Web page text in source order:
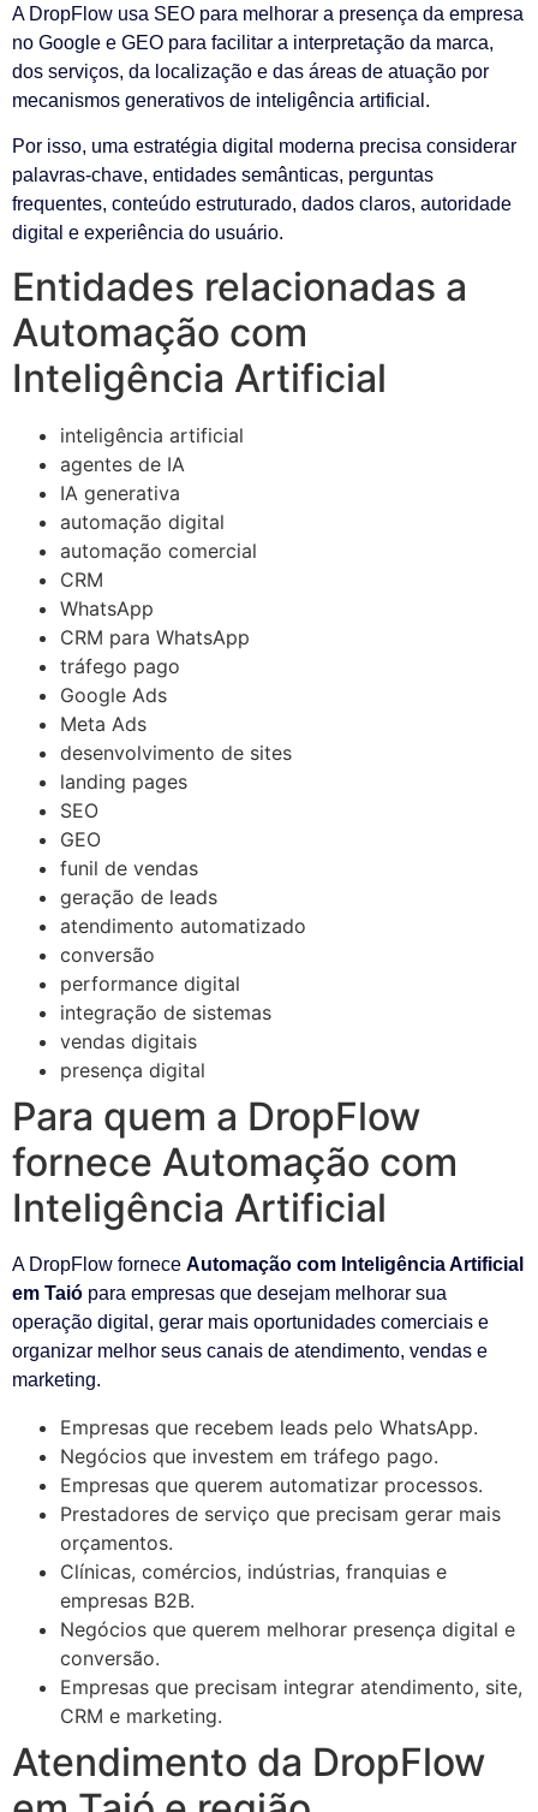
A DropFlow usa SEO para melhorar a presença da empresa
no Google e GEO para facilitar a interpretação da marca,
dos serviços, da localização e das áreas de atuação por
mecanismos generativos de inteligência artificial.
Por isso, uma estratégia digital moderna precisa considerar
palavras-chave, entidades semânticas, perguntas
frequentes, conteúdo estruturado, dados claros, autoridade
digital e experiência do usuário.
Entidades relacionadas a
Automação com
Inteligência Artificial
inteligência artificial
agentes de IA
IA generativa
automação digital
automação comercial
CRM
WhatsApp
CRM para WhatsApp
tráfego pago
Google Ads
Meta Ads
desenvolvimento de sites
landing pages
SEO
GEO
funil de vendas
geração de leads
atendimento automatizado
conversão
performance digital
integração de sistemas
vendas digitais
presença digital
Para quem a DropFlow
fornece Automação com
Inteligência Artificial
A DropFlow fornece Automação com Inteligência Artificial
em Taió para empresas que desejam melhorar sua
operação digital, gerar mais oportunidades comerciais e
organizar melhor seus canais de atendimento, vendas e
marketing.
Empresas que recebem leads pelo WhatsApp.
Negócios que investem em tráfego pago.
Empresas que querem automatizar processos.
Prestadores de serviço que precisam gerar mais
orçamentos.
Clínicas, comércios, indústrias, franquias e
empresas B2B.
Negócios que querem melhorar presença digital e
conversão.
Empresas que precisam integrar atendimento, site,
CRM e marketing.
Atendimento da DropFlow